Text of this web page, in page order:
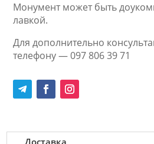
Монумент может быть
лавкой.
Для дополнительно
телефону — 097 806 39 71